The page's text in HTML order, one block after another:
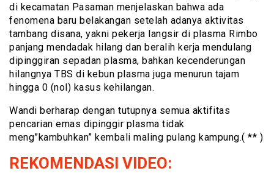
di kecamatan Pasaman menjelaskan bahwa ada
fenomena baru belakangan setelah adanya aktivitas
tambang disana, yakni pekerja langsir di plasma Rimbo
panjang mendadak hilang dan beralih kerja mendulang
dipinggiran sepadan plasma, bahkan kecenderungan
hilangnya TBS di kebun plasma juga menurun tajam
hingga 0 (nol) kasus kehilangan.
Wandi berharap dengan tutupnya semua aktifitas
pencarian emas dipinggir plasma tidak
meng”kambuhkan” kembali maling pulang kampung.( ** )
REKOMENDASI VIDEO: